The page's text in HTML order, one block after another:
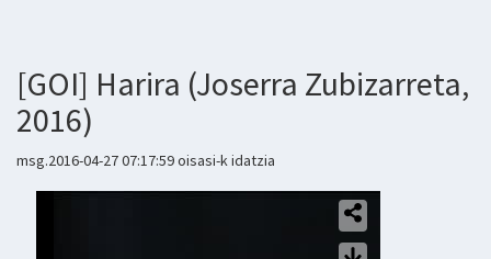
[GOI] Harira (Joserra Zubizarreta,
2016)
msg.2016-04-27 07:17:59 oisasi-k idatzia